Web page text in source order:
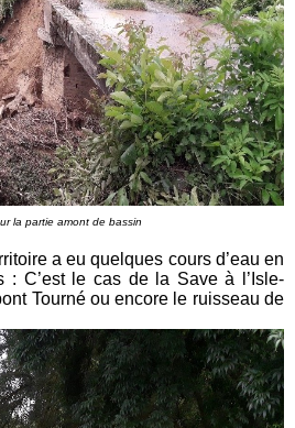
la partie amont de bassin
a eu quelques cours d’eau en
: C’est le cas de la Save à l’Isle-
Tourné ou encore le ruisseau de